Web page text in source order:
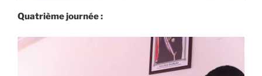
Quatrième journée :